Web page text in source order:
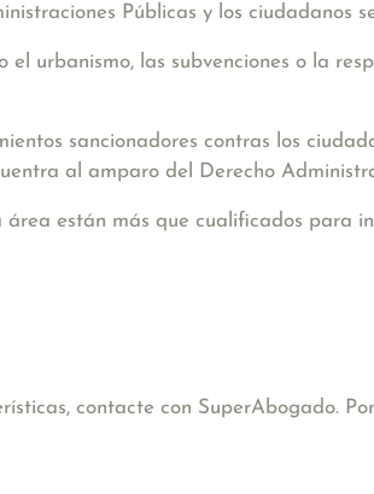
Públicas y los ciudadanos
el urbanismo, las subvenciones o la
sancionadores contras los
al amparo del Derecho
están más que cualificados para
contacte con SuperAbogado.